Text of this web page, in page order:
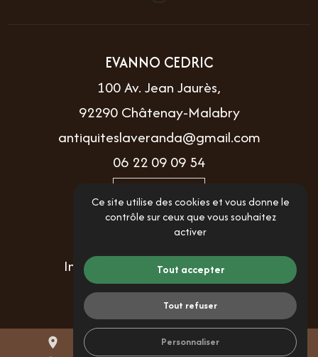
place mail
EVANNO CEDRIC
100 Av. Jean Jaurès,
92290 Châtenay-Malabry
antiquiteslaveranda@gmail.com
06 22 09 09 54
Itinéraire
LIENS UTILES
Informations complémentaires
Mentions légales
Politique de confidentialité
Gestion des cookies
Ce site utilise des cookies et vous donne le
contrôle sur ceux que vous souhaitez
activer
Tout accepter
Tout refuser
Personnaliser